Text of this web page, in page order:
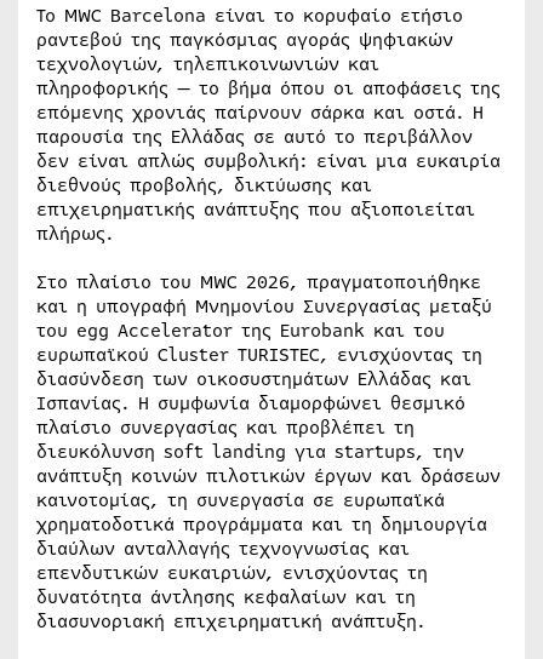
Το MWC Barcelona είναι το κορυφαίο ετήσιο
ραντεβού της παγκόσμιας αγοράς ψηφιακών
τεχνολογιών, τηλεπικοινωνιών και
πληροφορικής — το βήμα όπου οι αποφάσεις της
επόμενης χρονιάς παίρνουν σάρκα και οστά. Η
παρουσία της Ελλάδας σε αυτό το περιβάλλον
δεν είναι απλώς συμβολική: είναι μια ευκαιρία
διεθνούς προβολής, δικτύωσης και
επιχειρηματικής ανάπτυξης που αξιοποιείται
πλήρως.
Στο πλαίσιο του MWC 2026, πραγματοποιήθηκε
και η υπογραφή Μνημονίου Συνεργασίας μεταξύ
του egg Accelerator της Eurobank και του
ευρωπαϊκού Cluster TURISTEC, ενισχύοντας τη
διασύνδεση των οικοσυστημάτων Ελλάδας και
Ισπανίας. Η συμφωνία διαμορφώνει θεσμικό
πλαίσιο συνεργασίας και προβλέπει τη
διευκόλυνση soft landing για startups, την
ανάπτυξη κοινών πιλοτικών έργων και δράσεων
καινοτομίας, τη συνεργασία σε ευρωπαϊκά
χρηματοδοτικά προγράμματα και τη δημιουργία
διαύλων ανταλλαγής τεχνογνωσίας και
επενδυτικών ευκαιριών, ενισχύοντας τη
δυνατότητα άντλησης κεφαλαίων και τη
διασυνοριακή επιχειρηματική ανάπτυξη.